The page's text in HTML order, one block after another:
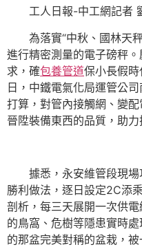
工人日報-中工網記者
為落實“中秋、國林天
進行精密測量的電子磅秤。
求，確包養管道保小長假
日，中鐵電氣化局運管公
打算，對管內接觸網、變
晉陞裝備東西的品質，助力
據悉，永安維管段現
勝利做法，逐日設定2C添
剖析，每三天展開一次供
的鳥窩、危樹等隱患實時
的那盆完美對稱的盆栽，